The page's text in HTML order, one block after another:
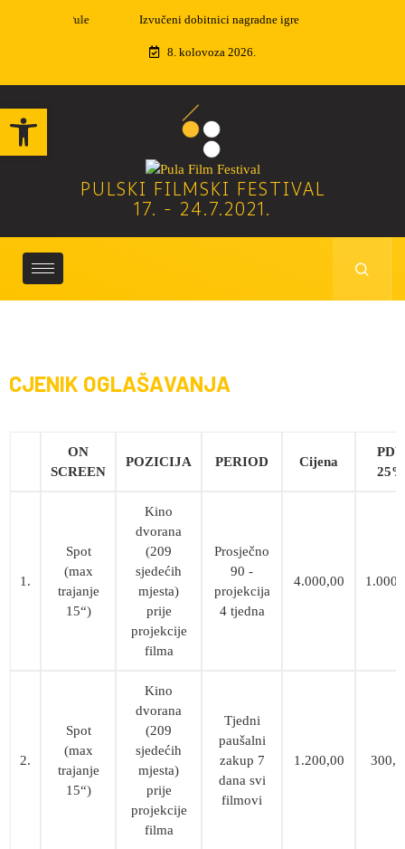
Open toolbar
Izvučeni dobitnici nagradne igre
8. kolovoza 2026.
PULSKI FILMSKI FESTIVAL
17. - 24.7.2021.
CJENIK OGLAŠAVANJA
ON
SCREEN
POZICIJA PERIOD Cijena
PDV
25%
1.
Spot
(max
trajanje
15“)
Kino
dvorana
(209
sjedećih
mjesta)
prije
projekcije
filma
Prosječno
90 -
projekcija
4 tjedna
4.000,00
2.
Spot
(max
trajanje
15“)
Kino
dvorana
(209
sjedećih
mjesta)
prije
projekcije
filma
Tjedni
paušalni
zakup 7
dana svi
filmovi
1.200,00